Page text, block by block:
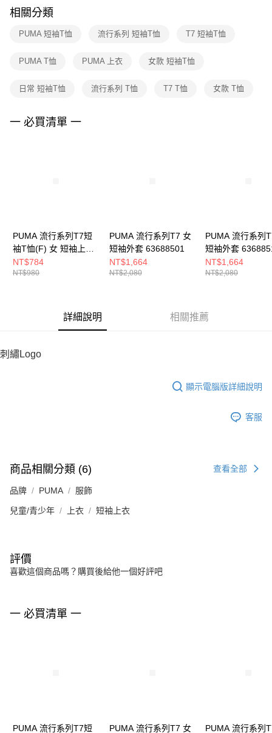
※ 交易是否成功請以「AFTEE先享後付 」之結帳頁面顯示為準，若有關於
是否繳費成功／繳費後需取消欲退款等相關疑問，請聯繫「AFTEE先享後付
客戶支援中心」https://netprotections.freshdesk.com/support/home
１．透過由恩沛科技股份有限公司提供之「AFTEE先享後付」服務完成之交
權轉讓予恩沛科技股份有限公司。
３．未成年的使用者請事先徵得法定代理人或監護人之同意方可使用
「AFTEE先享後付」，若未經同意申辦者引起之損失，本公司不負相關責
相關分類
PUMA 短袖T恤 流行系列 短袖T恤 T7 短袖T恤
PUMA T恤 PUMA 上衣 女款 短袖T恤
日常 短袖T恤 流行系列 T恤 T7 T恤 女款 T恤
一 必買清單 一
PUMA 流行系列T7短
袖T恤(F) 女 短袖上衣
63212902
NT$784
NT$980
PUMA 流行系列T7 女
短袖外套 63688501
NT$1,664
NT$2,080
PUMA 流行系列
短袖外套
NT$1,664
NT$2,080
詳細說明 相關推薦
刺繡Logo
顯示電腦版詳細說明
客服
商品相關分類 (6) 查看全部
品牌 PUMA 服飾
兒童/青少年 上衣 短袖上衣
評價
喜歡這個商品嗎？購買後給他一個好評吧
一 必買清單 一
PUMA 流行系列T7短 PUMA 流行系列T7 女 PUMA 流行系列